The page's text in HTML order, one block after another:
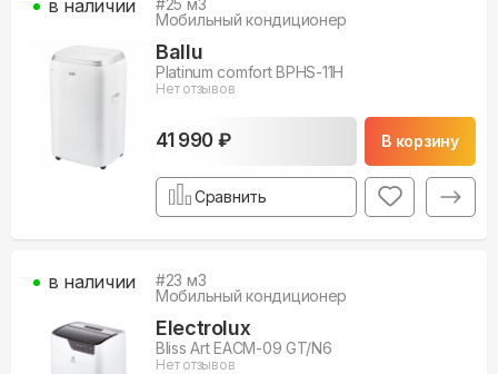
Мобильный кондиционер
Ballu
Platinum сomfort BPHS-11H
Нет отзывов
41 990 ₽ В корзину
в наличии
Сравнить
#23 м3
Мобильный кондиционер
Electrolux
Bliss Art EACM-09 GT/N6
Нет отзывов
в наличии